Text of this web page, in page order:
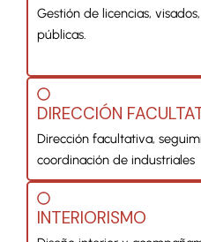
Gestión de licencias,
públicas.
DIRECCIÓN
Dirección facultativa,
coordinación de industriales
INTERIORISMO